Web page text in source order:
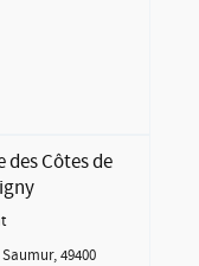
Côtes de
49400